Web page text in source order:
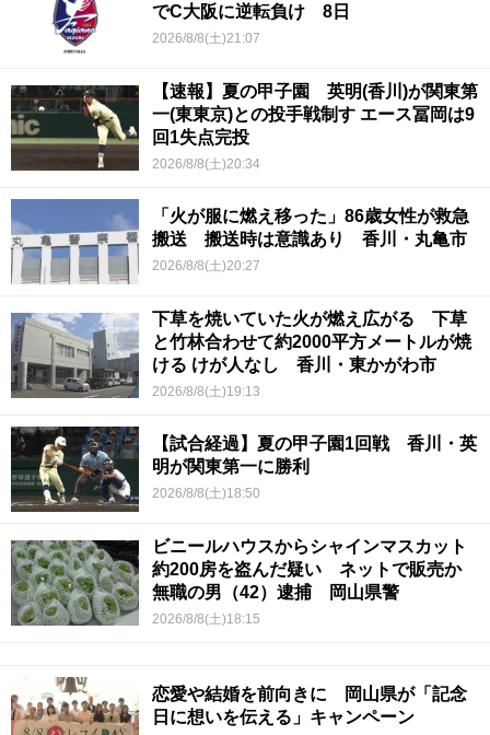
でC大阪に逆転負け 8日
2026/8/8(土)21:07
【速報】夏の甲子園 英明(香川)が関東第
一(東東京)との投手戦制す エース冨岡は9
回1失点完投
2026/8/8(土)20:34
「火が服に燃え移った」86歳女性が救急
搬送 搬送時は意識あり 香川・丸亀市
2026/8/8(土)20:27
下草を焼いていた火が燃え広がる 下草
と竹林合わせて約2000平方メートルが焼
ける けが人なし 香川・東かがわ市
2026/8/8(土)19:13
【試合経過】夏の甲子園1回戦 香川・英
明が関東第一に勝利
2026/8/8(土)18:50
ビニールハウスからシャインマスカット
約200房を盗んだ疑い ネットで販売か
無職の男（42）逮捕 岡山県警
2026/8/8(土)18:15
恋愛や結婚を前向きに 岡山県が「記念
日に想いを伝える」キャンペーン